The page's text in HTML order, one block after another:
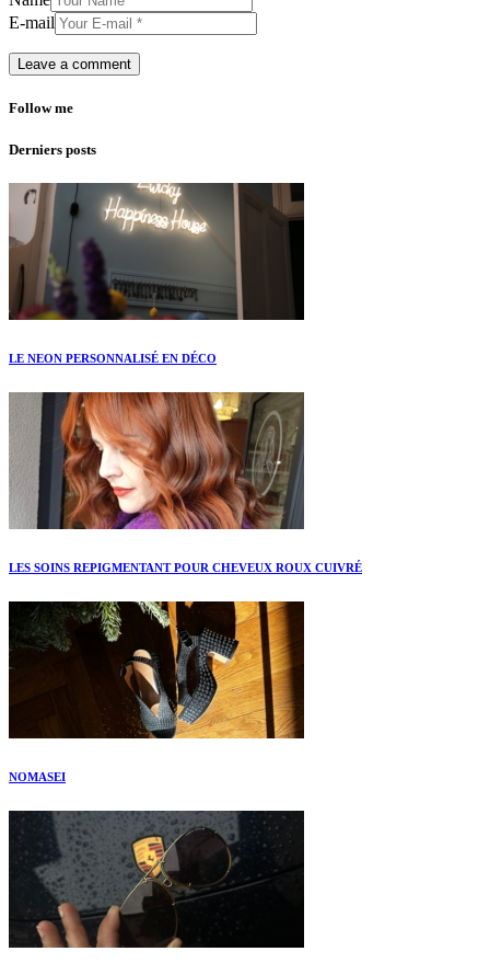
E-mail
Follow me
Derniers posts
LE NEON PERSONNALISÉ EN DÉCO
LES SOINS REPIGMENTANT POUR CHEVEUX ROUX CUIVRÉ
NOMASEI